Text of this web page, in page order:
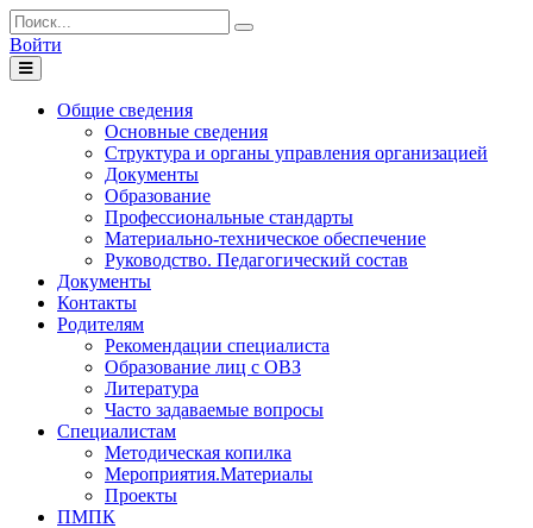
Войти
Toggle
navigation
Общие сведения
Основные сведения
Структура и органы управления организацией
Документы
Образование
Профессиональные стандарты
Материально-техническое обеспечение
Руководство. Педагогический состав
Документы
Контакты
Родителям
Рекомендации специалиста
Образование лиц с ОВЗ
Литература
Часто задаваемые вопросы
Специалистам
Методическая копилка
Мероприятия.Материалы
Проекты
ПМПК